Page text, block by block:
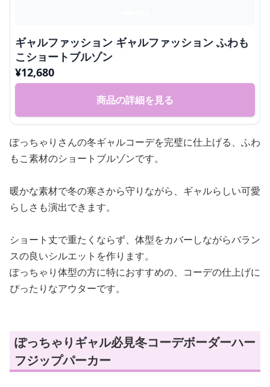
ギャルファッション ギャルファッション ふわも
こショートブルゾン
¥12,680
商品の詳細を見る
ぽっちゃりさんの冬ギャルコーデを完璧に仕上げる、ふわ
もこ素材のショートブルゾンです。
暖かな素材で冬の寒さから守りながら、ギャルらしい可愛
らしさも演出できます。
ショート丈で重たくならず、体型をカバーしながらバラン
スの良いシルエットを作ります。
ぽっちゃり体型の方に特におすすめの、コーデの仕上げに
ぴったりなアウターです。
ぽっちゃりギャル必見冬コーデボーダーハー
フジップパーカー